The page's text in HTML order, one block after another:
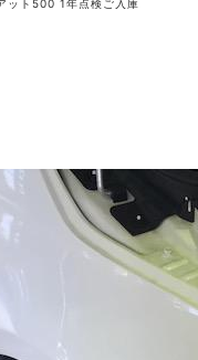
ット500 1年点検ご入庫